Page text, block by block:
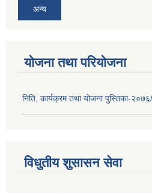
अन्य
योजना तथा परियोजना
निति, कार्यक्रम तथा योजना पुस्तिका-
विधुतीय शुसासन सेवा